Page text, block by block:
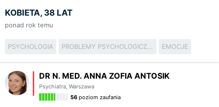
KOBIETA, 38 LAT
ponad rok temu
PSYCHOLOGIA PROBLEMY PSYCHOLOGICZNE EMOCJE
DR N. MED. ANNA ZOFIA ANTOSIK
Psychiatra, Warszawa
56 poziom zaufania